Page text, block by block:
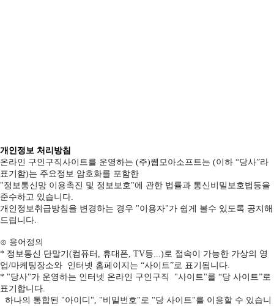
개인정보 처리방침
온라인 구인구직사이트를 운영하는 (주)웹모아소프트는 (이하 “당사”라
표기함)는 주요정보 암호화를 포함한
"정보통신망 이용촉진 및 정보보호"에 관한 법률과 통신비밀보호법등을
준수하고 있습니다.
개인정보취급방침을 변경하는 경우 "이용자"가 쉽게 볼수 있도록 공지해
드립니다.
⊙ 용어정의
* 정보통신 단말기(컴퓨터, 휴대폰, TV등...)로 접속이 가능한 가상의 영
업/마케팅장소와 인터넷 홈페이지는 “사이트”로 표기됩니다.
* "당사"가 운영하는 인터넷 온라인 구인구직 "사이트"를 “당 사이트”로
표기합니다.
하나의 통합된 "아이디", "비밀번호"로 "당 사이트"를 이용할 수 있습니